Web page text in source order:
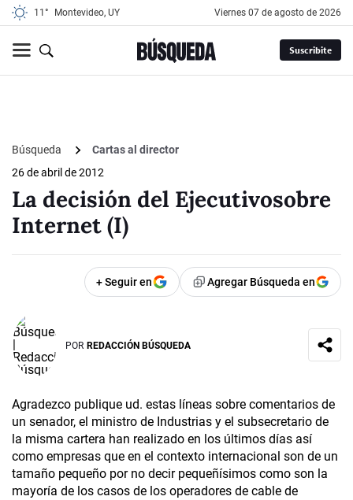
11° Montevideo, UY viernes 07 de agosto de 2026
Suscribite
Búsqueda
Cartas al director
26 de abril de 2012
La decisión del Ejecutivosobre
Internet (I)
+ Seguir en Agregar Búsqueda en
POR REDACCIÓN BÚSQUEDA
Agradezco publique ud. estas líneas sobre comentarios de
un senador, el ministro de Industrias y el subsecretario de
la misma cartera han realizado en los últimos días así
como empresas que en el contexto internacional son de un
tamaño pequeño por no decir pequeñísimos como son la
mayoría de los casos de los operadores de cable de